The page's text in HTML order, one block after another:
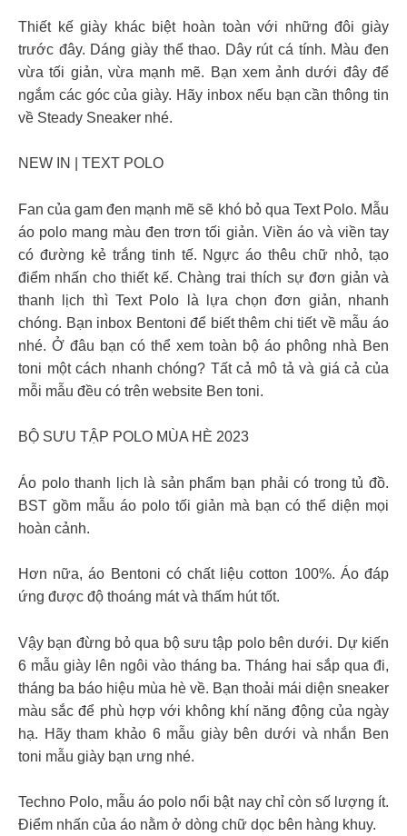
Thiết kế giày khác biệt hoàn toàn với những đôi giày
trước đây. Dáng giày thể thao. Dây rút cá tính. Màu đen
vừa tối giản, vừa mạnh mẽ. Bạn xem ảnh dưới đây để
ngắm các góc của giày. Hãy inbox nếu bạn cần thông tin
về Steady Sneaker nhé.
NEW IN | TEXT POLO
Fan của gam đen mạnh mẽ sẽ khó bỏ qua Text Polo. Mẫu
áo polo mang màu đen trơn tối giản. Viền áo và viền tay
có đường kẻ trắng tinh tế. Ngực áo thêu chữ nhỏ, tạo
điểm nhấn cho thiết kế. Chàng trai thích sự đơn giản và
thanh lịch thì Text Polo là lựa chọn đơn giản, nhanh
chóng. Bạn inbox Bentoni để biết thêm chi tiết về mẫu áo
nhé. Ở đâu bạn có thể xem toàn bộ áo phông nhà Ben
toni một cách nhanh chóng? Tất cả mô tả và giá cả của
mỗi mẫu đều có trên website Ben toni.
BỘ SƯU TẬP POLO MÙA HÈ 2023
Áo polo thanh lịch là sản phẩm bạn phải có trong tủ đồ.
BST gồm mẫu áo polo tối giản mà bạn có thể diện mọi
hoàn cảnh.
Hơn nữa, áo Bentoni có chất liệu cotton 100%. Áo đáp
ứng được độ thoáng mát và thấm hút tốt.
Vậy bạn đừng bỏ qua bộ sưu tập polo bên dưới. Dự kiến
6 mẫu giày lên ngôi vào tháng ba. Tháng hai sắp qua đi,
tháng ba báo hiệu mùa hè về. Bạn thoải mái diện sneaker
màu sắc để phù hợp với không khí năng động của ngày
hạ. Hãy tham khảo 6 mẫu giày bên dưới và nhắn Ben
toni mẫu giày bạn ưng nhé.
Techno Polo, mẫu áo polo nổi bật nay chỉ còn số lượng ít.
Điểm nhấn của áo nằm ở dòng chữ dọc bên hàng khuy.